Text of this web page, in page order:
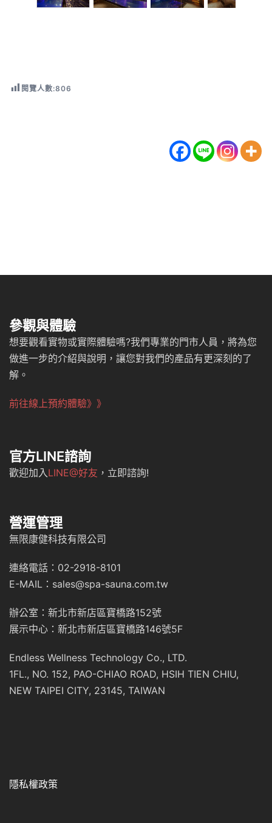
閱覽人數:806
參觀與體驗
想要觀看實物或實際體驗嗎?我們專業的門市人員，將為您
做進一步的介紹與說明，讓您對我們的產品有更深刻的了
解。
前往線上預約體驗》》
官方LINE諮詢
歡迎加入 LINE@好友 ，立即諮詢!
營運管理
無限康健科技有限公司
連絡電話：02-2918-8101
E-MAIL：sales@spa-sauna.com.tw
辦公室：新北市新店區寶橋路152號
展示中心：新北市新店區寶橋路146號5F
Endless Wellness Technology Co., LTD.
1FL., NO. 152, PAO-CHIAO ROAD, HSIH TIEN CHIU,
NEW TAIPEI CITY, 23145, TAIWAN
隱私權政策